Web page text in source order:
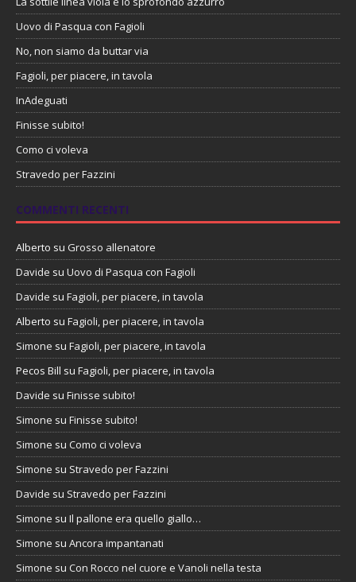
Uovo di Pasqua con Fagioli
No, non siamo da buttar via
Fagioli, per piacere, in tavola
InAdeguati
Finisse subito!
Como ci voleva
Stravedo per Fazzini
COMMENTI RECENTI
Alberto su Grosso allenatore
Davide su Uovo di Pasqua con Fagioli
Davide su Fagioli, per piacere, in tavola
Alberto su Fagioli, per piacere, in tavola
Simone su Fagioli, per piacere, in tavola
Pecos Bill su Fagioli, per piacere, in tavola
Davide su Finisse subito!
Simone su Finisse subito!
Simone su Como ci voleva
Simone su Stravedo per Fazzini
Davide su Stravedo per Fazzini
Simone su Il pallone era quello giallo…
Simone su Ancora impantanati
Simone su Con Rocco nel cuore e Vanoli nella testa